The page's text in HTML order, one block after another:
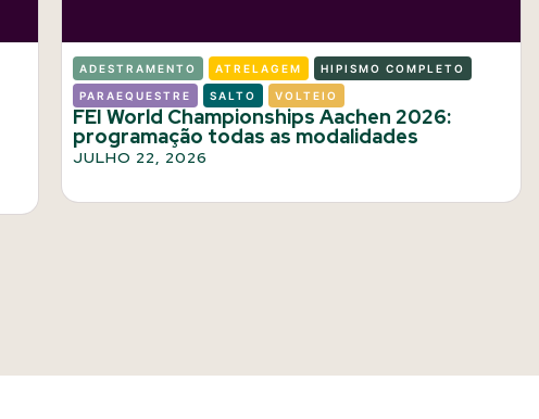
ADESTRAMENTO ATRELAGEM HIPISMO COMPLETO
PARAEQUESTRE SALTO VOLTEIO
FEI World Championships Aachen 2026:
programação todas as modalidades
JULHO 22, 2026